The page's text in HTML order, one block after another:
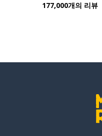
177,000개의 리뷰